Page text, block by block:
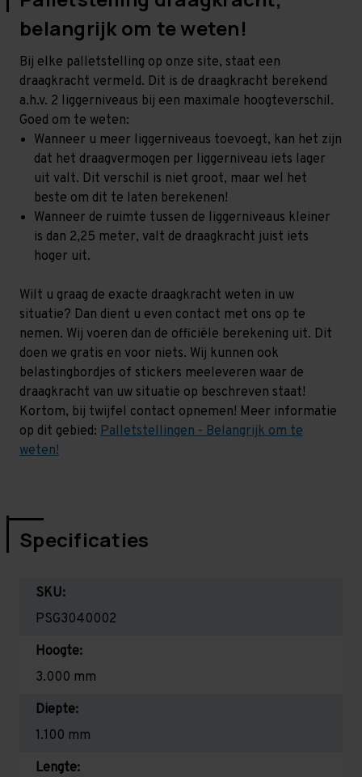
belangrijk om te weten!
Bij elke palletstelling op onze site, staat een
draagkracht vermeld. Dit is de draagkracht berekend
a.h.v. 2 liggerniveaus bij een maximale hoogteverschil.
Goed om te weten:
Wanneer u meer liggerniveaus toevoegt, kan het zijn
dat het draagvermogen per liggerniveau iets lager
uit valt. Dit verschil is niet groot, maar wel het
beste om dit te laten berekenen!
Wanneer de ruimte tussen de liggerniveaus kleiner
is dan 2,25 meter, valt de draagkracht juist iets
hoger uit.
Wilt u graag de exacte draagkracht weten in uw
situatie? Dan dient u even contact met ons op te
nemen. Wij voeren dan de officiële berekening uit. Dit
doen we gratis en voor niets. Wij kunnen ook
belastingbordjes of stickers meeleveren waar de
draagkracht van uw situatie op beschreven staat!
Kortom, bij twijfel contact opnemen! Meer informatie
op dit gebied: Palletstellingen - Belangrijk om te
weten!
Specificaties
SKU:
PSG3040002
Hoogte:
3.000 mm
Diepte:
1.100 mm
Lengte: